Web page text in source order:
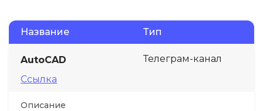
Название Тип
AutoCAD
Ссылка
Телеграм-канал
Описание